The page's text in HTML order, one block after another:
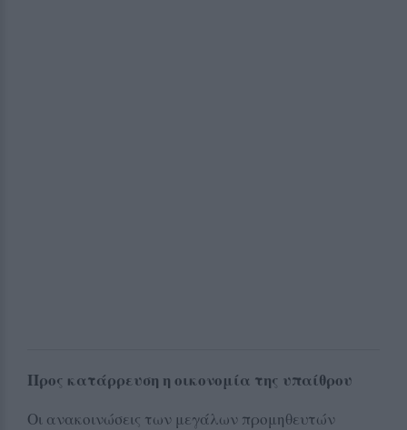
Προς κατάρρευση η οικονομία της υπαίθρου
Οι ανακοινώσεις των μεγάλων προμηθευτών